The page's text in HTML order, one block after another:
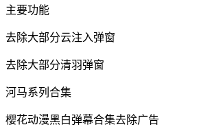
主要功能
去除大部分云注入弹窗
去除大部分清羽弹窗
河马系列合集
樱花动漫黑白弹幕合集去除广告